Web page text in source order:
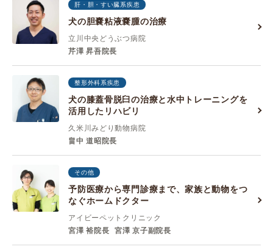
肝・胆・すい臓系疾患
犬の胆嚢粘液嚢腫の治療
立川中央どうぶつ病院
芹澤 昇吾院長
整形外科系疾患
犬の膝蓋骨脱臼の治療と水中トレーニングを
活用したリハビリ
久米川みどり動物病院
畠中 道昭院長
その他
予防医療から専門診療まで、家族と動物をつ
なぐホームドクター
アイビーペットクリニック
宮澤 裕院長
宮澤 京子副院長